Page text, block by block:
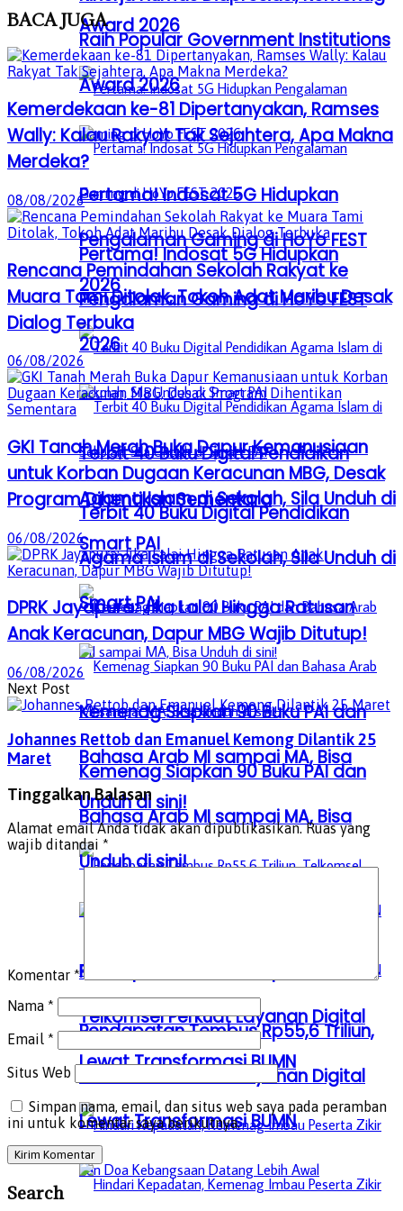
Award 2026
Pertama! Indosat 5G Hidupkan
Pengalaman Gaming di HoYo FEST
2026
Terbit 40 Buku Digital Pendidikan
Agama Islam di Sekolah, Sila Unduh di
Smart PAI
Kemenag Siapkan 90 Buku PAI dan
Bahasa Arab MI sampai MA, Bisa
Unduh di sini!
Pendapatan Tembus Rp55,6 Triliun,
Telkomsel Perkuat Layanan Digital
Lewat Transformasi BUMN
Raih Popular Government Institutions
Award 2026
Pertama! Indosat 5G Hidupkan
Pengalaman Gaming di HoYo FEST
2026
Terbit 40 Buku Digital Pendidikan
Agama Islam di Sekolah, Sila Unduh di
Smart PAI
Kemenag Siapkan 90 Buku PAI dan
Bahasa Arab MI sampai MA, Bisa
Unduh di sini!
Pendapatan Tembus Rp55,6 Triliun,
Telkomsel Perkuat Layanan Digital
Lewat Transformasi BUMN
BACAJUGA
Kemerdekaan ke-81 Dipertanyakan, Ramses
Wally: Kalau Rakyat Tak Sejahtera, Apa Makna
Merdeka?
08/08/2026
Rencana Pemindahan Sekolah Rakyat ke
Muara Tami Ditolak, Tokoh Adat Maribu Desak
Dialog Terbuka
06/08/2026
GKI Tanah Merah Buka Dapur Kemanusiaan
untuk Korban Dugaan Keracunan MBG, Desak
Program Dihentikan Sementara
06/08/2026
DPRK Jayapura: Jika Lalai Hingga Ratusan
Anak Keracunan, Dapur MBG Wajib Ditutup!
06/08/2026
Next Post
Johannes Rettob dan Emanuel Kemong Dilantik 25
Maret
Tinggalkan Balasan
Alamat email Anda tidak akan dipublikasikan. Ruas yang
wajib ditandai *
Komentar *
Nama *
Email *
Situs Web
Simpan nama, email, dan situs web saya pada peramban
ini untuk komentar saya berikutnya.
Search